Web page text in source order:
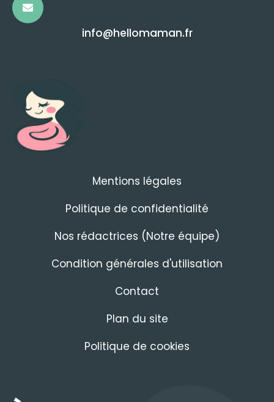
info@hellomaman.fr
Mentions légales
Politique de confidentialité
Nos rédactrices (Notre équipe)
Condition générales d'utilisation
Contact
Plan du site
Politique de cookies